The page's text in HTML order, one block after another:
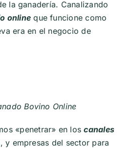
la ganadería. Canalizando
online que funcione como
era en el negocio de
Bovino Online
«penetrar» en loscanales
y empresas del sector para